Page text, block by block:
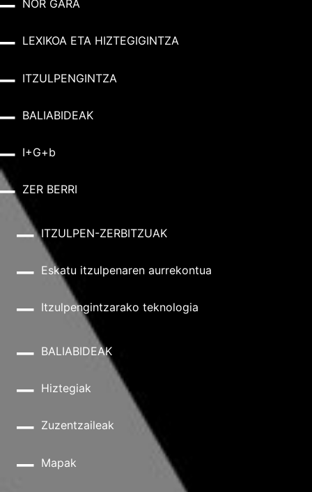
NOR GARA
LEXIKOA ETA HIZTEGIGINTZA
ITZULPENGINTZA
BALIABIDEAK
I+G+b
ZER BERRI
ITZULPEN-ZERBITZUAK
Eskatu itzulpenaren aurrekontua
Itzulpengintzarako teknologia
BALIABIDEAK
Hiztegiak
Zuzentzaileak
Mapak